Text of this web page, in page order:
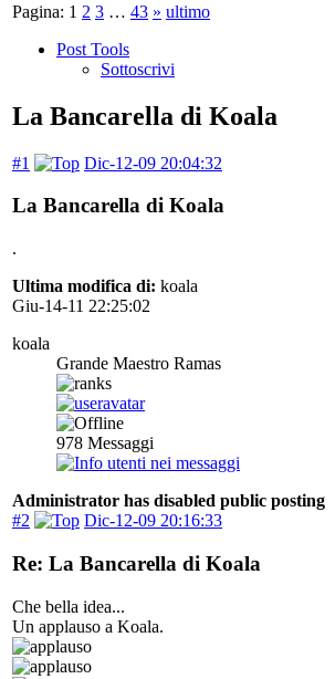
Pagina: 1 2 3 … 43 » ultimo
Post Tools
Sottoscrivi
La Bancarella di Koala
#1 Dic-12-09 20:04:32
La Bancarella di Koala
.
Ultima modifica di: koala
Giu-14-11 22:25:02
koala
Grande Maestro Ramas
978 Messaggi
Administrator has disabled public posting
#2
Dic-12-09 20:16:33
Re: La Bancarella di Koala
Che bella idea...
Un applauso a Koala.